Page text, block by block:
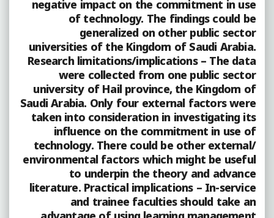
negative impact on the commitment in use
of technology. The findings could be
generalized on other public sector
universities of the Kingdom of Saudi Arabia.
Research limitations/implications – The data
were collected from one public sector
university of Hail province, the Kingdom of
Saudi Arabia. Only four external factors were
taken into consideration in investigating its
influence on the commitment in use of
technology. There could be other external/
environmental factors which might be useful
to underpin the theory and advance
literature. Practical implications – In-service
and trainee faculties should take an